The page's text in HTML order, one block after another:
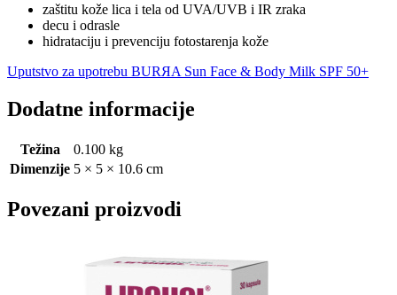
zaštitu kože lica i tela od UVA/UVB i IR zraka
decu i odrasle
hidrataciju i prevenciju fotostarenja kože
Uputstvo za upotrebu BURЯA Sun Face & Body Milk SPF 50+
Dodatne informacije
Težina
0.100 kg
Dimenzije 5 × 5 × 10.6 cm
Povezani proizvodi